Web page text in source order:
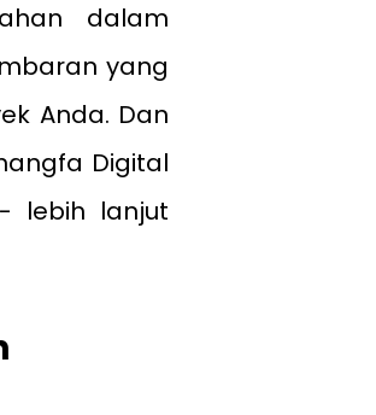
dalam
yang
Anda. Dan
Digital
lebih lanjut